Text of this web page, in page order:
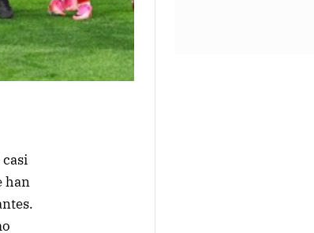
han